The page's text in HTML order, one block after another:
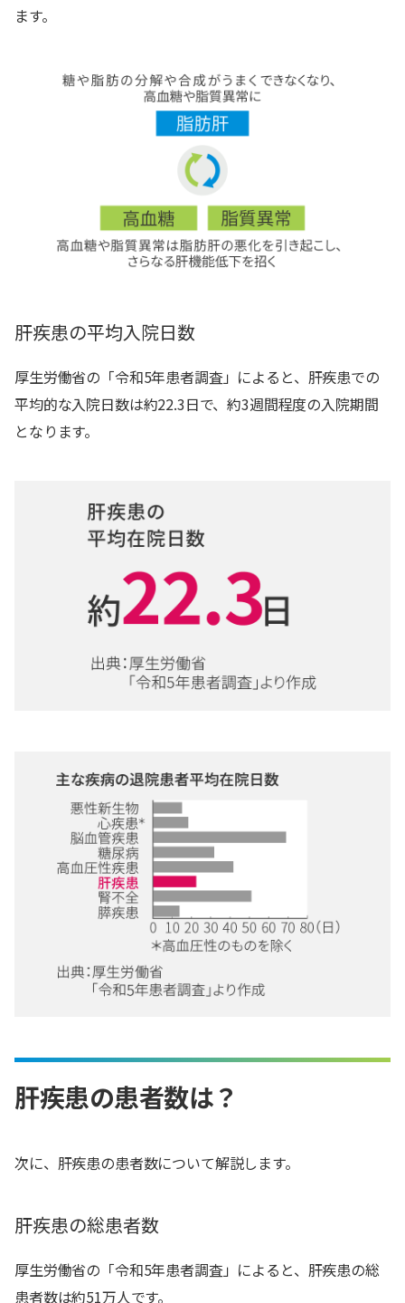
ます。
肝疾患の平均入院日数
厚生労働省の「令和5年患者調査」によると、肝疾患での
平均的な入院日数は約22.3日で、約3週間程度の入院期間
となります。
肝疾患の患者数は？
次に、肝疾患の患者数について解説します。
肝疾患の総患者数
厚生労働省の「令和5年患者調査」によると、肝疾患の総
患者数は約51万人です。